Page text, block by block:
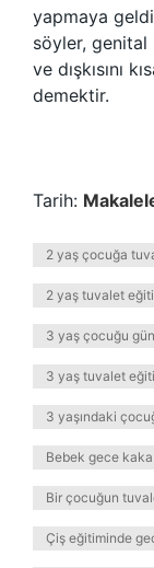
yapmaya
söyler, genital
ve dışkısını
demektir.
Tarih:
2 yaş çocuğa
2 yaş tuvalet
3 yaş çocuğu
3 yaş tuvalet
3 yaşındaki
Bebek gece kaka
Bir çocuğun
Çiş eğitiminde